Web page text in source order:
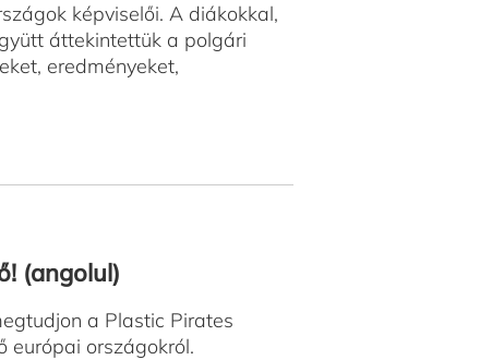
képviselői. A diákokkal,
áttekintettük a polgári
eredményeket,
(angolul)
a Plastic Pirates
európai országokról.